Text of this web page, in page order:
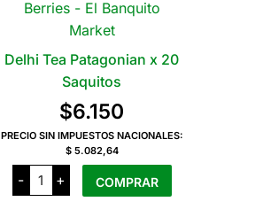
Delhi Tea Patagonian x 20
Saquitos
$6.150
PRECIO SIN IMPUESTOS NACIONALES:
$ 5.082,64
-
Delhi
Tea
Patagonian
+ COMPRAR